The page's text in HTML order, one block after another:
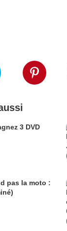
3 DVD
pas la moto :